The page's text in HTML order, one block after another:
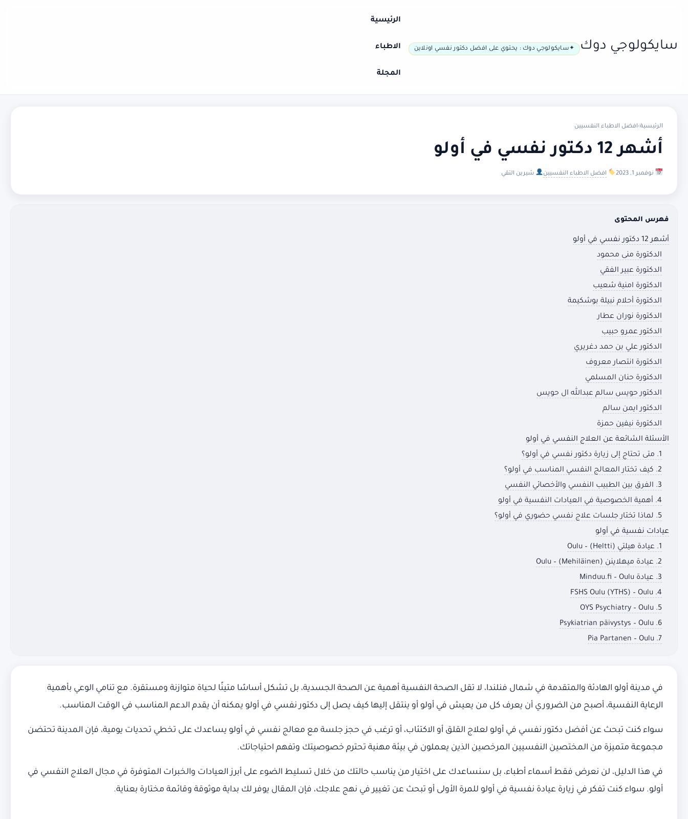
سايكولوجي دوك سايكولوجي دوك : يحتوي على افضل دكتور نفسي اونلاين
الرئيسية
الاطباء
المجلة
الرئيسية›افضل الاطباء النفسيين
أشهر 12 دكتور نفسي في أولو
نوفمبر 1, 2023 افضل الاطباء النفسيين شيرين التقي
فهرس المحتوى
أشهر 12 دكتور نفسي في أولو
الدكتورة منى محمود
الدكتورة عبير الفقي
الدكتورة امنية شعيب
الدكتورة أحلام نبيلة بوشكيمة
الدكتورة نوران عطار
الدكتور عمرو حبيب
الدكتور علي بن حمد دغريري
الدكتورة انتصار معروف
الدكتورة حنان المسلمي
الدكتور حويس سالم عبدالله ال حويس
الدكتور ايمن سالم
الدكتورة نيفين حمزة
الأسئلة الشائعة عن العلاج النفسي في أولو
1. متى تحتاج إلى زيارة دكتور نفسي في أولو؟
2. كيف تختار المعالج النفسي المناسب في أولو؟
3. الفرق بين الطبيب النفسي والأخصائي النفسي
4. أهمية الخصوصية في العيادات النفسية في أولو
5. لماذا تختار جلسات علاج نفسي حضوري في أولو؟
عيادات نفسية في أولو
1. عيادة هيلتي (Heltti) – Oulu
2. عيادة ميهلاينن (Mehiläinen) – Oulu
3. عيادة Minduu.fi – Oulu
4. FSHS Oulu (YTHS) – Oulu
5. OYS Psychiatry – Oulu
6. Psykiatrian päivystys – Oulu
7. Pia Partanen – Oulu
في مدينة أولو الهادئة والمتقدمة في شمال فنلندا، لا تقل الصحة النفسية أهمية عن الصحة الجسدية، بل تشكل أساسًا متينًا لحياة متوازنة ومستقرة. مع تنامي الوعي بأهمية
الرعاية النفسية، أصبح من الضروري أن يعرف كل من يعيش في أولو أو ينتقل إليها كيف يصل إلى دكتور نفسي في أولو يمكنه أن يقدم الدعم المناسب في الوقت المناسب.
سواء كنت تبحث عن أفضل دكتور نفسي في أولو لعلاج القلق أو الاكتئاب، أو ترغب في حجز جلسة مع معالج نفسي في أولو يساعدك على تخطي تحديات يومية، فإن المدينة تحتضن
مجموعة متميزة من المختصين النفسيين المرخصين الذين يعملون في بيئة مهنية تحترم خصوصيتك وتفهم احتياجاتك.
في هذا الدليل، لن نعرض فقط أسماء أطباء، بل سنساعدك على اختيار من يناسب حالتك من خلال تسليط الضوء على أبرز العيادات والخبرات المتوفرة في مجال العلاج النفسي في
أولو. سواء كنت تفكر في زيارة عيادة نفسية في أولو للمرة الأولى أو تبحث عن تغيير في نهج علاجك، فإن المقال يوفر لك بداية موثوقة وقائمة مختارة بعناية.